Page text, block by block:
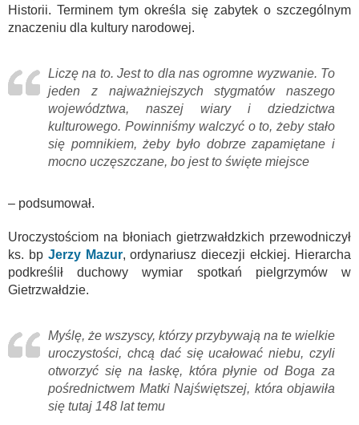
Historii. Terminem tym określa się zabytek o szczególnym
znaczeniu dla kultury narodowej.
Liczę na to. Jest to dla nas ogromne wyzwanie. To
jeden z najważniejszych stygmatów naszego
województwa, naszej wiary i dziedzictwa
kulturowego. Powinniśmy walczyć o to, żeby stało
się pomnikiem, żeby było dobrze zapamiętane i
mocno uczęszczane, bo jest to święte miejsce
– podsumował.
Uroczystościom na błoniach gietrzwałdzkich przewodniczył
ks. bp Jerzy Mazur, ordynariusz diecezji ełckiej. Hierarcha
podkreślił duchowy wymiar spotkań pielgrzymów w
Gietrzwałdzie.
Myślę, że wszyscy, którzy przybywają na te wielkie
uroczystości, chcą dać się ucałować niebu, czyli
otworzyć się na łaskę, która płynie od Boga za
pośrednictwem Matki Najświętszej, która objawiła
się tutaj 148 lat temu